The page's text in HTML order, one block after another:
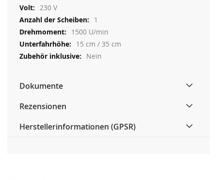
230 V
1
1500 U/min
15 cm / 35 cm
Nein
Dokumente
Rezensionen
Herstellerinformationen (GPSR)